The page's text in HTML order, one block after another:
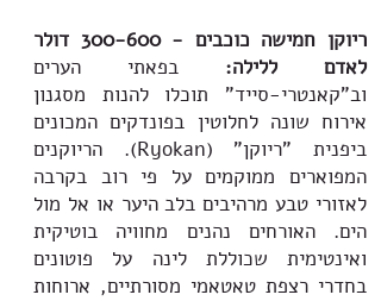
ריוקן חמישה כוכבים - 300-600 דולר
לאדם ללילה: בפאתי הערים
וב"קאנטרי-סייד" תוכלו להנות מסגנון
אירוח שונה לחלוטין בפונדקים המכונים
ביפנית "ריוקן" (Ryokan). הריוקנים
המפוארים ממוקמים על פי רוב בקרבה
לאזורי טבע מרהיבים בלב היער או אל מול
הים. האורחים נהנים מחוויה בוטיקית
ואינטימית שכוללת לינה על פוטונים
בחדרי רצפת טאטאמי מסורתיים, ארוחות